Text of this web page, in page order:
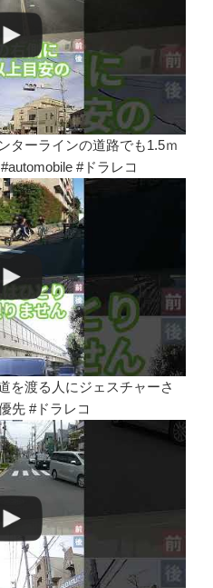
ターラインの道路でも1.5ｍ
#ドラレコ
を渡る人にジェスチャーさ
先 #ドラレコ